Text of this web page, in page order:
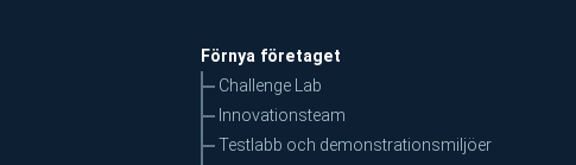
Förnya företaget
Challenge Lab
Innovationsteam
Testlabb och demonstrationsmiljöer